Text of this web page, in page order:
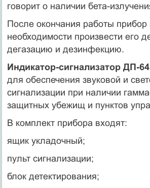
говорит о наличии бета-
После окончания работы
необходимости произвести его
дегазацию и дезинфекцию.
Индикатор-сигнализатор ДП-64
для обеспечения звуковой и
сигнализации при наличии
защитных убежищ и пунктов
В комплект прибора входят:
ящик укладочный;
пульт сигнализации;
блок детектирования;